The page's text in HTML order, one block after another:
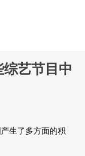
艺节目中
生了多方面的积